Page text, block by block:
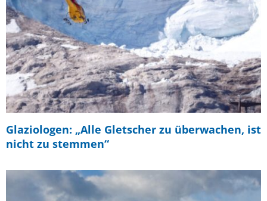
Glaziologen: „Alle Gletscher zu überwachen, ist
nicht zu stemmen“